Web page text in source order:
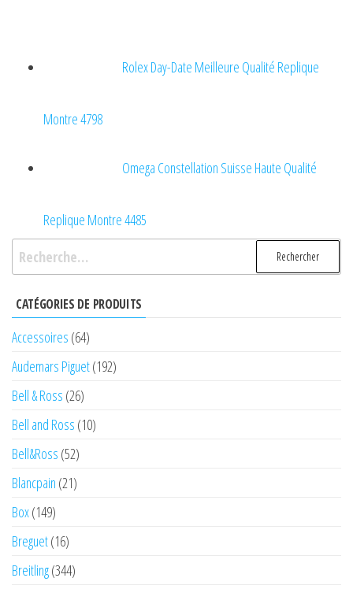
Rolex Day-Date Meilleure Qualité Replique
Montre 4798
Omega Constellation Suisse Haute Qualité
Replique Montre 4485
Rechercher :
CATÉGORIES DE PRODUITS
Accessoires (64)
Audemars Piguet(192)
Bell & Ross (26)
Bell and Ross (10)
Bell&Ross (52)
Blancpain (21)
Box(149)
Breguet(16)
Breitling(344)